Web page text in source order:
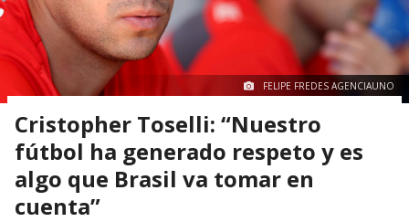
FELIPE FREDES AGENCIAUNO
Cristopher Toselli: “Nuestro
fútbol ha generado respeto y es
algo que Brasil va tomar en
cuenta”